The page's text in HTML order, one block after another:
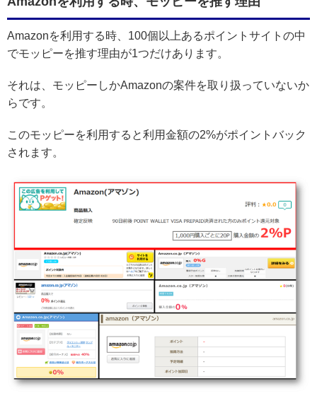
Amazonを利用する時、100個以上あるポイントサイトの中
でモッピーを推す理由が1つだけあります。
それは、モッピーしかAmazonの案件を取り扱っていないか
らです。
このモッピーを利用すると利用金額の2%がポイントバック
されます。